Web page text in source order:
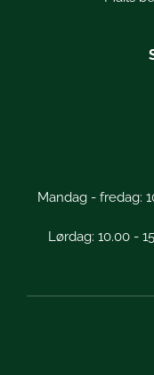
Mandag - fredag:
Lørdag: 10.00 -